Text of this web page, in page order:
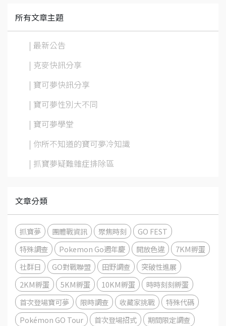
所有文章主題
| 最新公告
| 克麥快訊分享
| 寶可夢快訊分享
| 寶可夢性別大不同
| 寶可夢學堂
| 你所不知道的寶可夢冷知識
| 抓寶夢疑難雜症排除區
文章分類
抓寶夢 團體戰資訊 聚焦時刻
GO FEST
特殊調查
Pokemon Go週年慶 開放色違
7KM孵蛋
社群日
GO對戰聯盟 田野調查
突破性進展
2KM孵蛋
5KM孵蛋 10KM孵蛋
時時刻刻孵蛋
首次登場寶可夢
限時調查 收藏家挑戰
特殊代碼
Pokémon GO Tour
首次登場招式
期間限定調查